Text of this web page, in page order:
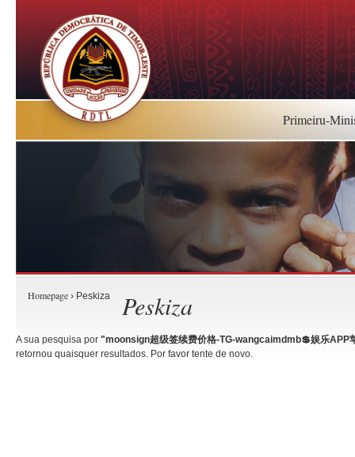
Primeiru-
Homepage › Peskiza Peskiza
A sua pesquisa por "moonsign超级签续费价格-TG-wangcaimdmb💲娱乐APP
retornou quaisquer resultados. Por favor tente de novo.